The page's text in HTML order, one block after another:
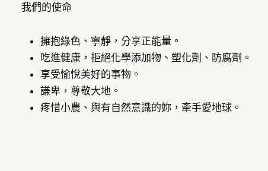
我們的使命
擁抱綠色、寧靜，分享正能量。
吃進健康，拒絕化學添加物、塑化劑、防腐劑。
享受愉悅美好的事物。
謙卑，尊敬大地。
疼惜小農、與有自然意識的妳，牽手愛地球。